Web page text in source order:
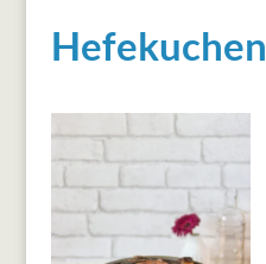
Hefekuchen